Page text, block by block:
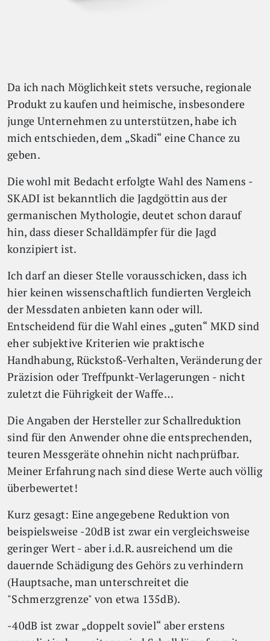
Da ich nach Möglichkeit stets versuche, regionale
Produkt zu kaufen und heimische, insbesondere
junge Unternehmen zu unterstützen, habe ich
mich entschieden, dem „Skadi“ eine Chance zu
geben.
Die wohl mit Bedacht erfolgte Wahl des Namens -
SKADI ist bekanntlich die Jagdgöttin aus der
germanischen Mythologie, deutet schon darauf
hin, dass dieser Schalldämpfer für die Jagd
konzipiert ist.
Ich darf an dieser Stelle vorausschicken, dass ich
hier keinen wissenschaftlich fundierten Vergleich
der Messdaten anbieten kann oder will.
Entscheidend für die Wahl eines „guten“ MKD sind
eher subjektive Kriterien wie praktische
Handhabung, Rückstoß-Verhalten, Veränderung der
Präzision oder Treffpunkt-Verlagerungen - nicht
zuletzt die Führigkeit der Waffe…
Die Angaben der Hersteller zur Schallreduktion
sind für den Anwender ohne die entsprechenden,
teuren Messgeräte ohnehin nicht nachprüfbar.
Meiner Erfahrung nach sind diese Werte auch völlig
überbewertet!
Kurz gesagt: Eine angegebene Reduktion von
beispielsweise -20dB ist zwar ein vergleichsweise
geringer Wert - aber i.d.R. ausreichend um die
dauernde Schädigung des Gehörs zu verhindern
(Hauptsache, man unterschreitet die
"Schmerzgrenze" von etwa 135dB).
-40dB ist zwar „doppelt soviel“ aber erstens